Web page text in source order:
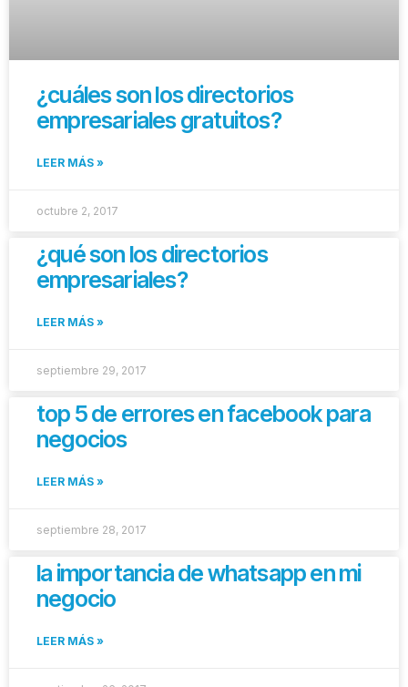
¿cuáles son los directorios
empresariales gratuitos?
LEER MÁS »
octubre 2, 2017
¿qué son los directorios
empresariales?
LEER MÁS »
septiembre 29, 2017
top 5 de errores en facebook para
negocios
LEER MÁS »
septiembre 28, 2017
la importancia de whatsapp en mi
negocio
LEER MÁS »